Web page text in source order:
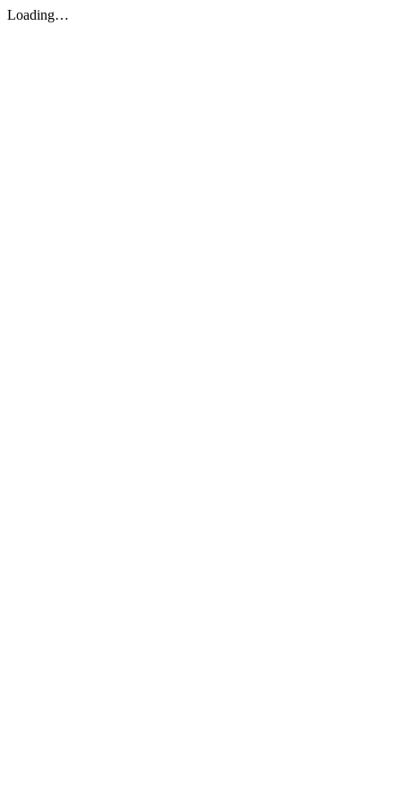
Loading…